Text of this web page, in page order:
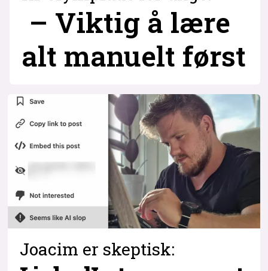
– Viktig å lære
alt manuelt først
Joacim er skeptisk: